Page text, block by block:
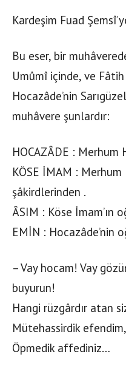
Kardeşim Fuad
Bu eser, bir
Umûmî içinde, ve
Hocazâde’nin
muhâvere şunlardır:
HOCAZÂDE : Merhum
KÖSE İMAM : Merhum
şâkirdlerinden .
ÂSIM : Köse İmam’ın
EMİN : Hocazâde’nin
– Vay hocam! Vay
buyurun!
Hangi rüzgârdır atan
Mütehassirdik
Öpmedik affediniz…